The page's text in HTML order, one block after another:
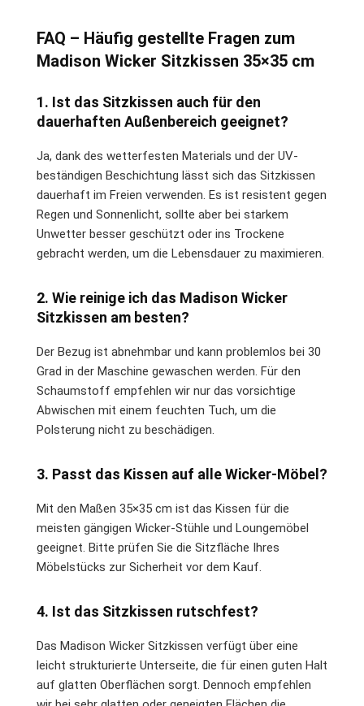
FAQ – Häufig gestellte Fragen zum
Madison Wicker Sitzkissen 35×35 cm
1. Ist das Sitzkissen auch für den
dauerhaften Außenbereich geeignet?
Ja, dank des wetterfesten Materials und der UV-
beständigen Beschichtung lässt sich das Sitzkissen
dauerhaft im Freien verwenden. Es ist resistent gegen
Regen und Sonnenlicht, sollte aber bei starkem
Unwetter besser geschützt oder ins Trockene
gebracht werden, um die Lebensdauer zu maximieren.
2. Wie reinige ich das Madison Wicker
Sitzkissen am besten?
Der Bezug ist abnehmbar und kann problemlos bei 30
Grad in der Maschine gewaschen werden. Für den
Schaumstoff empfehlen wir nur das vorsichtige
Abwischen mit einem feuchten Tuch, um die
Polsterung nicht zu beschädigen.
3. Passt das Kissen auf alle Wicker-Möbel?
Mit den Maßen 35×35 cm ist das Kissen für die
meisten gängigen Wicker-Stühle und Loungemöbel
geeignet. Bitte prüfen Sie die Sitzfläche Ihres
Möbelstücks zur Sicherheit vor dem Kauf.
4. Ist das Sitzkissen rutschfest?
Das Madison Wicker Sitzkissen verfügt über eine
leicht strukturierte Unterseite, die für einen guten Halt
auf glatten Oberflächen sorgt. Dennoch empfehlen